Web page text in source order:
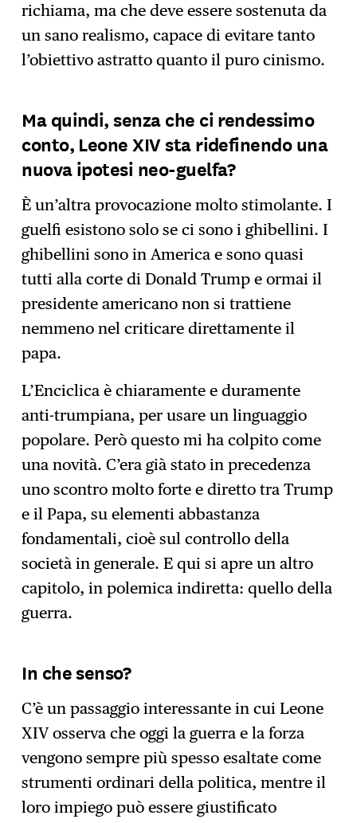
richiama, ma che deve essere sostenuta da
un sano realismo, capace di evitare tanto
l’obiettivo astratto quanto il puro cinismo.
Ma quindi, senza che ci rendessimo
conto, Leone XIV sta ridefinendo una
nuova ipotesi neo-guelfa?
È un’altra provocazione molto stimolante. I
guelfi esistono solo se ci sono i ghibellini. I
ghibellini sono in America e sono quasi
tutti alla corte di Donald Trump e ormai il
presidente americano non si trattiene
nemmeno nel criticare direttamente il
papa.
L’Enciclica è chiaramente e duramente
anti-trumpiana, per usare un linguaggio
popolare. Però questo mi ha colpito come
una novità. C’era già stato in precedenza
uno scontro molto forte e diretto tra Trump
e il Papa, su elementi abbastanza
fondamentali, cioè sul controllo della
società in generale. E qui si apre un altro
capitolo, in polemica indiretta: quello della
guerra.
In che senso?
C’è un passaggio interessante in cui Leone
XIV osserva che oggi la guerra e la forza
vengono sempre più spesso esaltate come
strumenti ordinari della politica, mentre il
loro impiego può essere giustificato